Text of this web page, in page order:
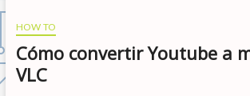
t
i
d
HOW TO
Cómo convertir Youtube a mp3 con
VLC